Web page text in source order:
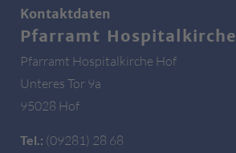
Kontaktdaten
Pfarramt Hospitalkirche
Pfarramt Hospitalkirche Hof
Unteres Tor 9a
95028 Hof
Tel.: (09281) 28 68